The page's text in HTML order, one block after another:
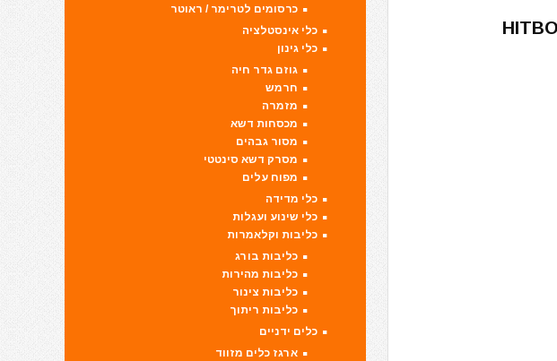
כרסומים לטרימר / ראוטר
כלי אינסטלציה
כלי גינון
גוזם גדר חיה
חרמש
מזמרה
מכסחות דשא
מסור גבהים
מסרק דשא סינטטי
מפוח עלים
כלי מדידה
כלי שינוע ועגלות
כליבות וקלאמרות
כליבות בורג
כליבות מהירות
כליבות צינור
כליבות ריתוך
כלים ידניים
ארגז כלים מזווד